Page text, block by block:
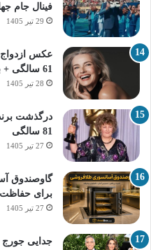
فینال جام جهانی
29 تیر 1405
عکس ازدواج
61 سالگی + بیوگرافی
28 تیر 1405
درگذشت
81 سالگی
27 تیر 1405
گاوصندوق
برای حفاظت
27 تیر 1405
جدایی جورج